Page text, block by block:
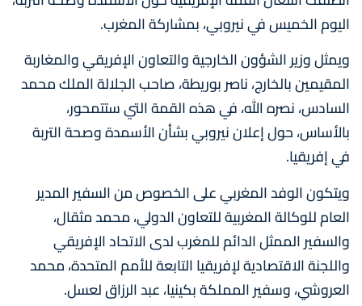
اليوم الخميس في نيروبي، بمشاركة المغرب.
ويمثل وزير الشؤون الخارجية والتعاون الإفريقي والمغاربة
المقيمين بالخارج، ناصر بوريطة، صاحب الجلالة الملك محمد
السادس، نصره الله، في هذه القمة التي ستتمحور،
بالأساس، حول إعلان نيروبي بشأن الأسمدة وصحة التربة
في إفريقيا.
ويتكون الوفد المغربي على الخصوص من السفير المدير
العام للوكالة المغربية للتعاون الدولي، محمد مثقال،
والسفير الممثل الدائم للمغرب لدى الاتحاد الإفريقي
واللجنة الاقتصادية لإفريقيا التابعة للأمم المتحدة، محمد
العروشي، وسفير المملكة بكينيا، عبد الرزاق لعسل.